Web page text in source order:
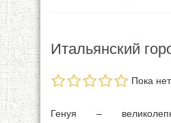
Итальянский
Пока
Генуя –